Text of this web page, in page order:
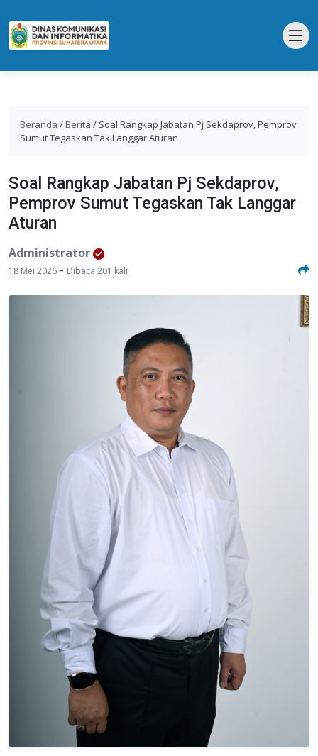
Beranda / Berita / Soal Rangkap Jabatan Pj Sekdaprov, Pemprov
Sumut Tegaskan Tak Langgar Aturan
Soal Rangkap Jabatan Pj Sekdaprov,
Pemprov Sumut Tegaskan Tak Langgar
Aturan
Administrator
18 Mei 2026 - Dibaca 201 kali